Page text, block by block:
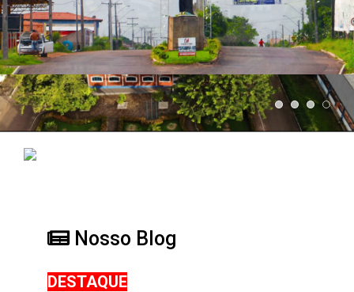
Nosso Blog
DESTAQUE